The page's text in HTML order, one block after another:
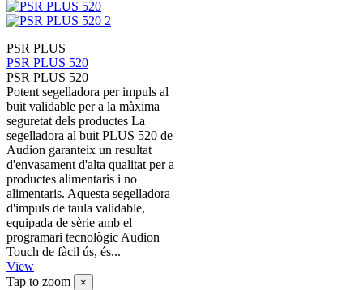
PSR PLUS
PSR PLUS 520
PSR PLUS 520
Potent segelladora per impuls al
buit validable per a la màxima
seguretat dels productes La
segelladora al buit PLUS 520 de
Audion garanteix un resultat
d'envasament d'alta qualitat per a
productes alimentaris i no
alimentaris. Aquesta segelladora
d'impuls de taula validable,
equipada de sèrie amb el
programari tecnològic Audion
Touch de fàcil ús, és...
View
Tap to zoom
×